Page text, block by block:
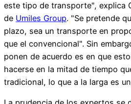
este tipo de transporte", explica
de Umiles Group. "Se pretende
plazo, sea un transporte en
que el convencional". Sin
ponen de acuerdo es en que
hacerse en la mitad de tiempo
tradicional, lo que a la larga es